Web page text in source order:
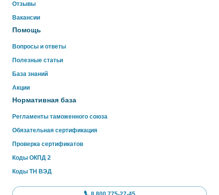
Отзывы
Вакансии
Помощь
Вопросы и ответы
Полезные статьи
База знаний
Акции
Нормативная база
Регламенты таможенного союза
Обязательная сертификация
Проверка сертификатов
Коды ОКПД 2
Коды ТН ВЭД